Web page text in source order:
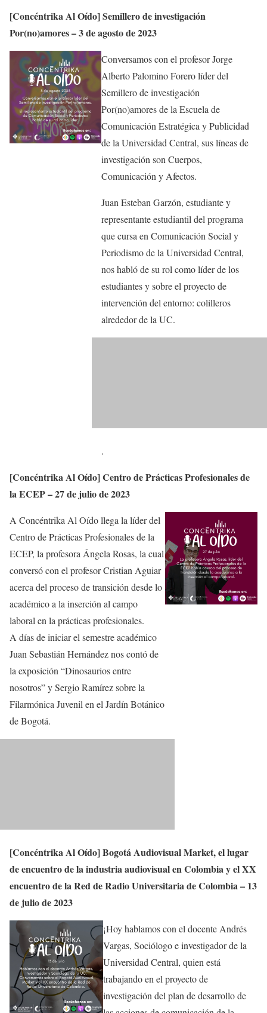
[Concéntrika Al Oído] Semillero de investigación
Por(no)amores – 3 de agosto de 2023
Conversamos con el profesor Jorge
Alberto Palomino Forero líder del
Semillero de investigación
Por(no)amores de la Escuela de
Comunicación Estratégica y Publicidad
de la Universidad Central, sus líneas de
investigación son Cuerpos,
Comunicación y Afectos.
Juan Esteban Garzón, estudiante y
representante estudiantil del programa
que cursa en Comunicación Social y
Periodismo de la Universidad Central,
nos habló de su rol como líder de los
estudiantes y sobre el proyecto de
intervención del entorno: colilleros
alrededor de la UC.
.
[Concéntrika Al Oído] Centro de Prácticas Profesionales de
la ECEP – 27 de julio de 2023
A Concéntrika Al Oído llega la líder del
Centro de Prácticas Profesionales de la
ECEP, la profesora Ángela Rosas, la cual
conversó con el profesor Cristian Aguiar
acerca del proceso de transición desde lo
académico a la inserción al campo
laboral en la prácticas profesionales.
A días de iniciar el semestre académico
Juan Sebastián Hernández nos contó de
la exposición “Dinosaurios entre
nosotros” y Sergio Ramírez sobre la
Filarmónica Juvenil en el Jardín Botánico
de Bogotá.
[Concéntrika Al Oído] Bogotá Audiovisual Market, el lugar
de encuentro de la industria audiovisual en Colombia y el XX
encuentro de la Red de Radio Universitaria de Colombia – 13
de julio de 2023
¡Hoy hablamos con el docente Andrés
Vargas, Sociólogo e investigador de la
Universidad Central, quien está
trabajando en el proyecto de
investigación del plan de desarrollo de